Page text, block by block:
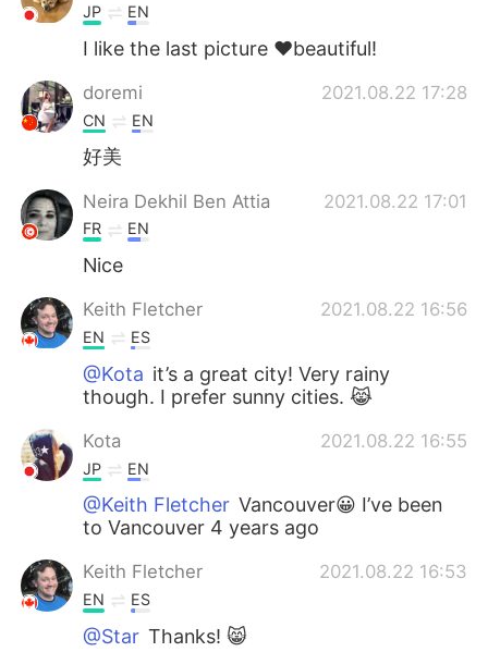
Português
JP EN
I like the last picture ❤️beautiful!
doremi 2021.08.22 17:28
CN EN
好美
Neira Dekhil Ben Attia 2021.08.22 17:01
FR EN
Nice
Keith Fletcher 2021.08.22 16:56
EN ES
@Kota it’s a great city! Very rainy
though. I prefer sunny cities. 😹
Kota 2021.08.22 16:55
JP EN
@Keith Fletcher Vancouver😀 I’ve been
to Vancouver 4 years ago
Keith Fletcher 2021.08.22 16:53
EN ES
@Star Thanks! 😸